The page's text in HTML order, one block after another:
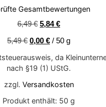
Bewertet mit
5.00
Gesamtbewertungen
6,49€ 5,84€
5,49€ 0,00 € / 50 g
da
nach §19 (1) UStG.
zzgl. Versandkosten
Produkt enthält: 50 g